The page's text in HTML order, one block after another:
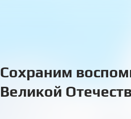
Сохраним
Великой